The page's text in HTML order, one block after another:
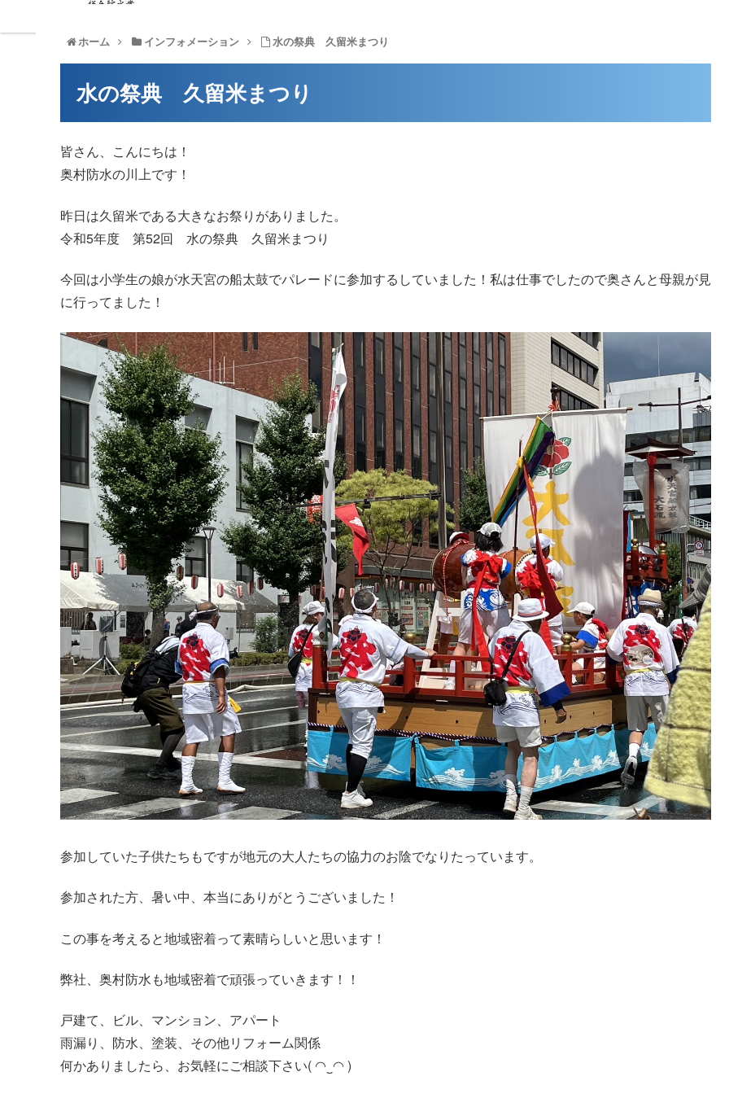
ホーム インフォメーション 水の祭典 久留米まつり
水の祭典 久留米まつり
皆さん、こんにちは！
奥村防水の川上です！
昨日は久留米である大きなお祭りがありました。
令和5年度 第52回 水の祭典 久留米まつり
今回は小学生の娘が水天宮の船太鼓でパレードに参加するしていました！私は仕事でしたので奥さんと母親が見
に行ってました！
参加していた子供たちもですが地元の大人たちの協力のお陰でなりたっています。
参加された方、暑い中、本当にありがとうございました！
この事を考えると地域密着って素晴らしいと思います！
弊社、奥村防水も地域密着で頑張っていきます！！
戸建て、ビル、マンション、アパート
雨漏り、防水、塗装、その他リフォーム関係
何かありましたら、お気軽にご相談下さい( ◠‿◠ )